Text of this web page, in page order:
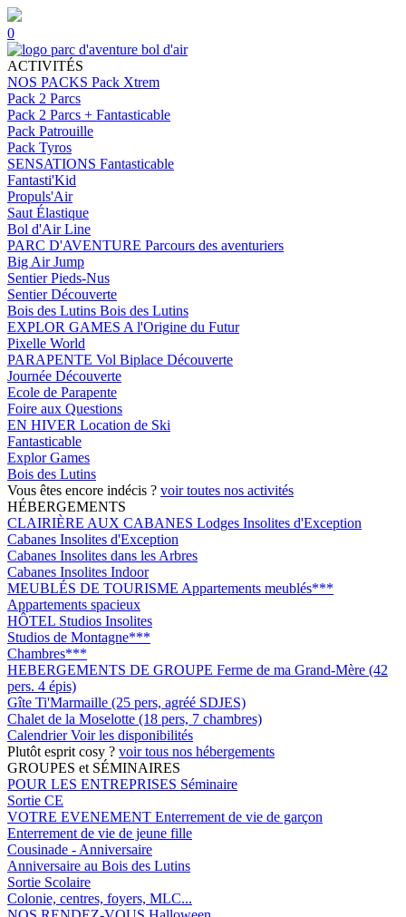
0
ACTIVITÉS
NOS PACKS Pack Xtrem
Pack 2 Parcs
Pack 2 Parcs + Fantasticable
Pack Patrouille
Pack Tyros
SENSATIONS Fantasticable
Fantasti'Kid
Propuls'Air
Saut Élastique
Bol d'Air Line
PARC D'AVENTURE Parcours des aventuriers
Big Air Jump
Sentier Pieds-Nus
Sentier Découverte
Bois des Lutins Bois des Lutins
EXPLOR GAMES A l'Origine du Futur
Pixelle World
PARAPENTE Vol Biplace Découverte
Journée Découverte
Ecole de Parapente
Foire aux Questions
EN HIVER Location de Ski
Fantasticable
Explor Games
Bois des Lutins
Vous êtes encore indécis ? voir toutes nos activités
HÉBERGEMENTS
CLAIRIÈRE AUX CABANES Lodges Insolites d'Exception
Cabanes Insolites d'Exception
Cabanes Insolites dans les Arbres
Cabanes Insolites Indoor
MEUBLÉS DE TOURISME Appartements meublés***
Appartements spacieux
HÔTEL Studios Insolites
Studios de Montagne***
Chambres***
HEBERGEMENTS DE GROUPE Ferme de ma Grand-Mère (42
pers. 4 épis)
Gîte Ti'Marmaille (25 pers, agréé SDJES)
Chalet de la Moselotte (18 pers, 7 chambres)
CalendrierVoir les disponibilités
Plutôt esprit cosy ? voir tous nos hébergements
GROUPES et SÉMINAIRES
POUR LES ENTREPRISES Séminaire
Sortie CE
VOTRE EVENEMENT Enterrement de vie de garçon
Enterrement de vie de jeune fille
Cousinade - Anniversaire
Anniversaire au Bois des Lutins
Sortie Scolaire
Colonie, centres, foyers, MLC...